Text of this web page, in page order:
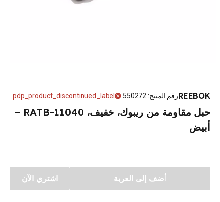
REEBOKرقم المنتج:
550272
pdp_product_discontinued_label
حبل مقاومة من ريبوك، خفيف، RATB-11040 –
أبيض
أضف إلى العربة اشتري الآن